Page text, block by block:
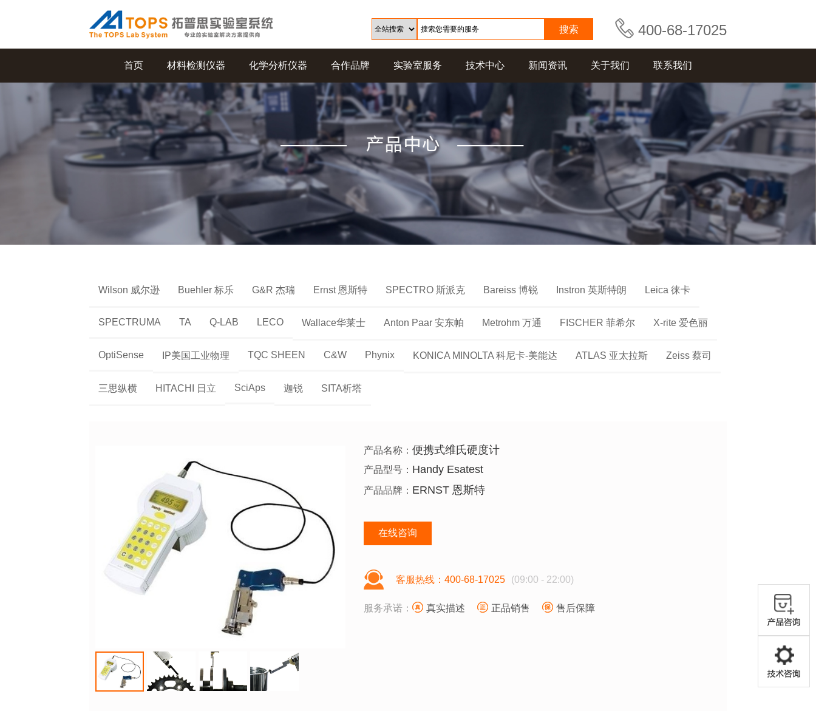
400-68-17025
首页 材料检测仪器 化学分析仪器 合作品牌 实验室服务 技术中心 新闻资讯 关于我们 联系我们
Wilson 威尔逊 Buehler 标乐 G&R 杰瑞 Ernst 恩斯特 SPECTRO 斯派克 Bareiss 博锐 Instron 英斯特朗 Leica 徕卡
SPECTRUMA TA Q-LAB LECO Wallace华莱士 Anton Paar 安东帕 Metrohm 万通 FISCHER 菲希尔 X-rite 爱色丽
OptiSense IP美国工业物理 TQC SHEEN C&W Phynix KONICA MINOLTA 科尼卡-美能达 ATLAS 亚太拉斯 Zeiss 蔡司
三思纵横 HITACHI 日立 SciAps 迦锐 SITA析塔
产品名称： 便携式维氏硬度计
产品型号： Handy Esatest
产品品牌： ERNST 恩斯特
在线咨询
客服热线：400-68-17025 (09:00 - 22:00)
服务承诺： 真实描述 正品销售 售后保障